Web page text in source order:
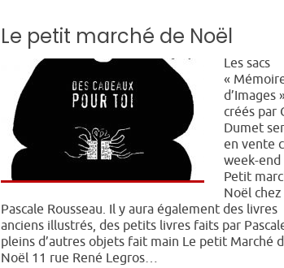
Le petit marché de Noël
Les sacs
«
d’Images
créés par
Dumet
en vente
week-end
Petit
Noël chez
Pascale Rousseau. Il y aura également des livres
anciens illustrés, des petits livres faits par
pleins d’autres objets fait main Le petit Marché
Noël 11 rue René Legros…